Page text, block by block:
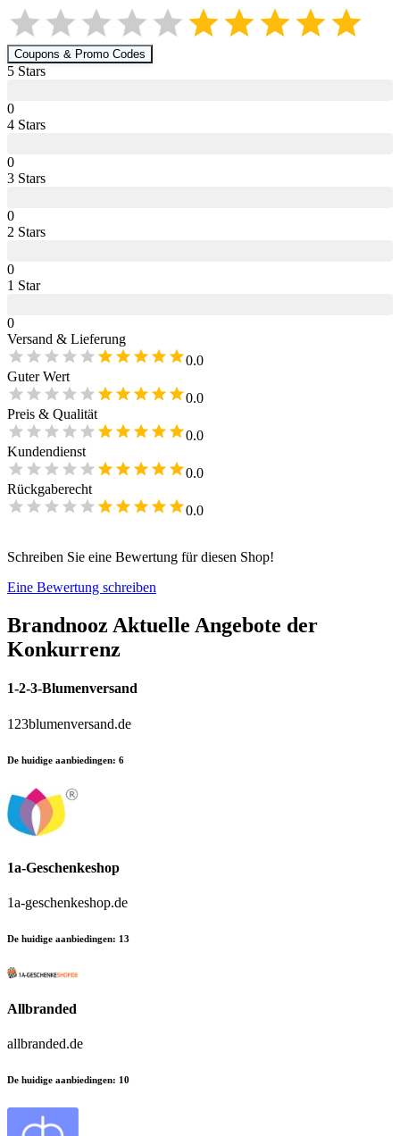
Coupons & Promo Codes
5 Stars
0
4 Stars
0
3 Stars
0
2 Stars
0
1 Star
0
Versand & Lieferung
0.0
Guter Wert
0.0
Preis & Qualität
0.0
Kundendienst
0.0
Rückgaberecht
0.0
Schreiben Sie eine Bewertung für diesen Shop!
Eine Bewertung schreiben
Brandnooz Aktuelle Angebote der
Konkurrenz
1-2-3-Blumenversand
123blumenversand.de
De huidige aanbiedingen: 6
1a-Geschenkeshop
1a-geschenkeshop.de
De huidige aanbiedingen: 13
Allbranded
allbranded.de
De huidige aanbiedingen: 10